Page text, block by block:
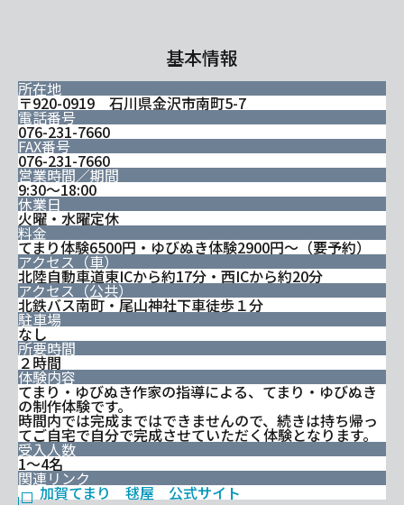
基本情報
所在地
〒920-0919 石川県金沢市南町5-7
電話番号
076-231-7660
FAX番号
076-231-7660
営業時間／期間
9:30～18:00
休業日
火曜・水曜定休
料金
てまり体験6500円・ゆびぬき体験2900円～（要予約）
アクセス（車）
北陸自動車道東ICから約17分・西ICから約20分
アクセス（公共）
北鉄バス南町・尾山神社下車徒歩１分
駐車場
なし
所要時間
２時間
体験内容
てまり・ゆびぬき作家の指導による、てまり・ゆびぬき
の制作体験です。
時間内では完成まではできませんので、続きは持ち帰っ
てご自宅で自分で完成させていただく体験となります。
受入人数
1～4名
関連リンク
加賀てまり 毬屋 公式サイト